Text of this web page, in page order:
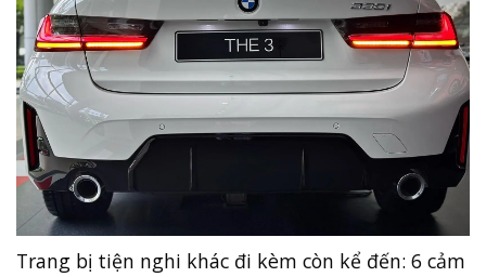
Trang bị tiện nghi khác đi kèm còn kể đến: 6 cảm